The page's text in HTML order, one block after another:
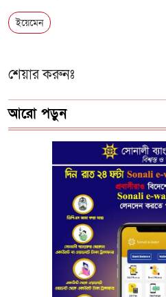
ইয়েমেন
শেয়ার করুনঃ
আরো পড়ুন